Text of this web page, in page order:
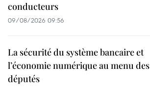
conducteurs
09/08/2026 09:56
La sécurité du système bancaire et
l’économie numérique au menu des
députés